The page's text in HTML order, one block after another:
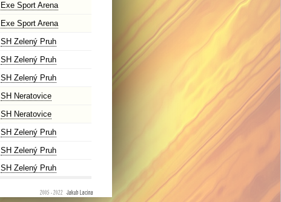
Exe Sport Arena
Exe Sport Arena
SH Zelený Pruh
SH Zelený Pruh
SH Zelený Pruh
SH Neratovice
SH Neratovice
SH Zelený Pruh
SH Zelený Pruh
SH Zelený Pruh